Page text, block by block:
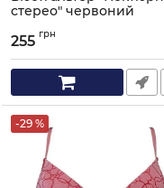
стерео" червоний
255 грн
-29 %